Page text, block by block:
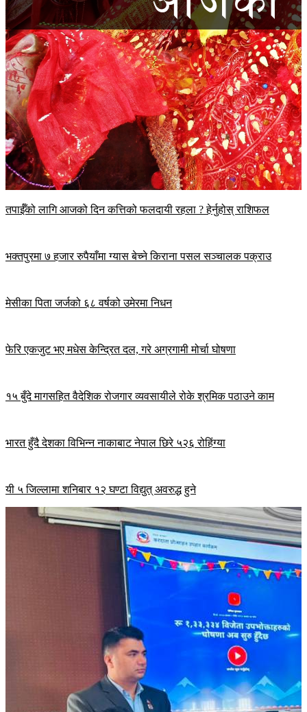
तपाईँको लागि आजको दिन कत्तिको फलदायी रहला ? हेर्नुहोस् राशिफल
भक्तपुरमा ७ हजार रुपैयाँमा ग्यास बेच्ने किराना पसल सञ्चालक पक्राउ
मेसीका पिता जर्जको ६८ वर्षको उमेरमा निधन
फेरि एकजुट भए मधेस केन्द्रित दल, गरे अग्रगामी मोर्चा घोषणा
१५ बुँदे मागसहित वैदेशिक रोजगार व्यवसायीले रोके श्रमिक पठाउने काम
भारत हुँदै देशका विभिन्न नाकाबाट नेपाल छिरे ५२६ रोहिंग्या
यी ५ जिल्लामा शनिबार १२ घण्टा विद्युत् अवरुद्ध हुने